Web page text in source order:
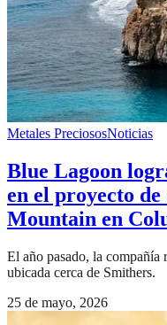
Metales PreciososNoticias
Blue Lagoon
en el proyecto
Mountain en
El año pasado, la
ubicada cerca de Smithers.
25 de mayo, 2026